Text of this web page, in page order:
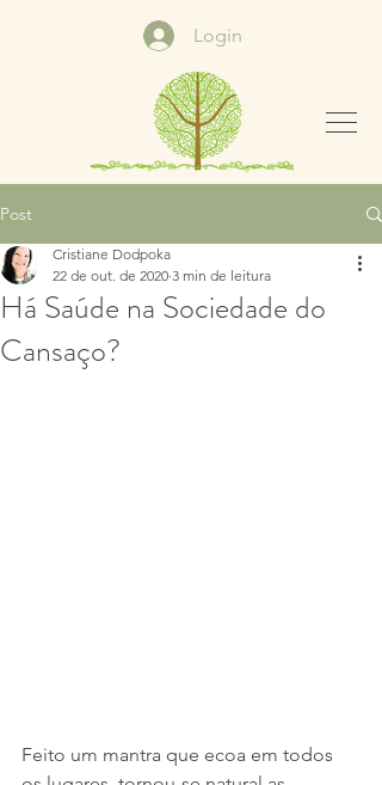
Login
Post
Há Saúde na Sociedade do
Cansaço?
Cristiane Dodpoka
22 de out. de 2020 3 min de leitura
Feito um mantra que ecoa em todos